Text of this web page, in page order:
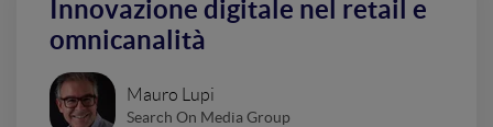
Innovazione digitale nel retail e
omnicanalità
Mauro Lupi
Search On Media Group